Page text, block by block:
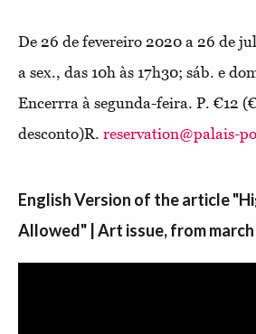
De 26 de fevereiro 2020 a 26 de
a sex., das 10h às 17h30; sáb. e
Encerrra à segunda-feira. P. €12
desconto)R. reservation@palais-
English Version of the article
Allowed" | Art issue, from march